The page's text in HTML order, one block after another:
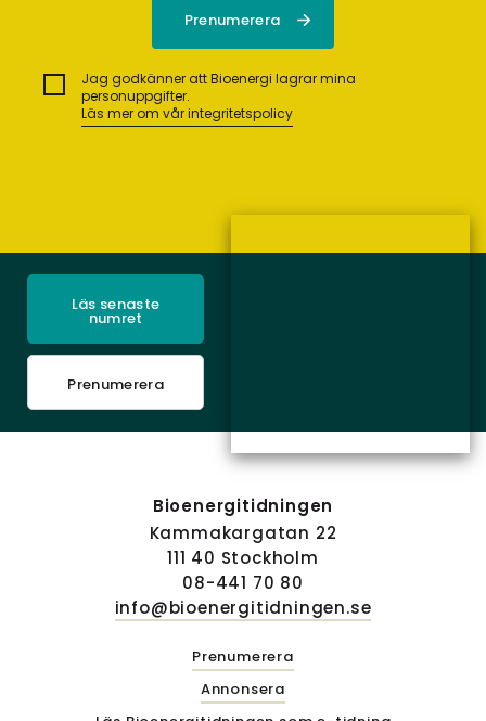
Jag godkänner att Bioenergi lagrar mina
personuppgifter.
Läs mer om vår integritetspolicy
Läs senaste
numret
Prenumerera
Bioenergitidningen
Kammakargatan 22
111 40 Stockholm
08-441 70 80
info@bioenergitidningen.se
Prenumerera
Annonsera